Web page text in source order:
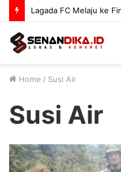
Home / Susi Air
Susi Air